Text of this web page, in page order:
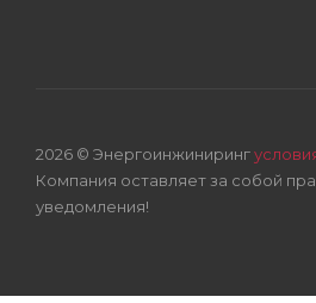
2026 © Энергоинжиниринг
Компания оставляет за собой
уведомления!